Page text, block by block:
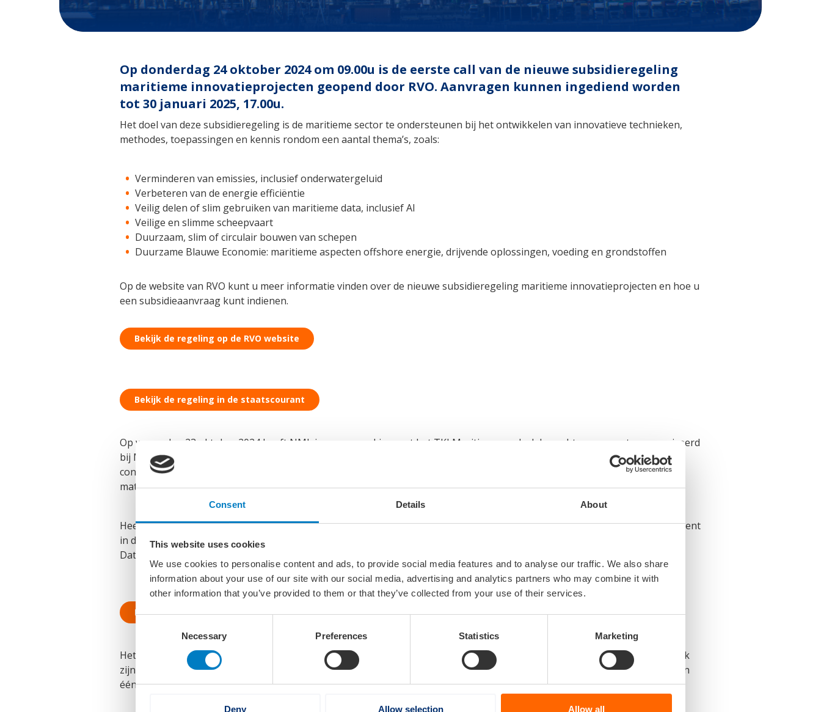
Consent Details About
This website uses cookies
We use cookies to personalise content and ads, to provide social media features and to analyse our traffic. We also share
information about your use of our site with our social media, advertising and analytics partners who may combine it with
other information that you’ve provided to them or that they’ve collected from your use of their services.
Consent
Necessary Preferences Statistics Marketing
Deny Allow selection Allow all
Op donderdag 24 oktober 2024 om 09.00u is de eerste call van de nieuwe subsidieregeling
maritieme innovatieprojecten geopend door RVO. Aanvragen kunnen ingediend worden
tot 30 januari 2025, 17.00u.
Het doel van deze subsidieregeling is de maritieme sector te ondersteunen bij het ontwikkelen van innovatieve technieken,
methodes, toepassingen en kennis rondom een aantal thema’s, zoals:
Verminderen van emissies, inclusief onderwatergeluid
Verbeteren van de energie efficiëntie
Veilig delen of slim gebruiken van maritieme data, inclusief AI
Veilige en slimme scheepvaart
Duurzaam, slim of circulair bouwen van schepen
Duurzame Blauwe Economie: maritieme aspecten offshore energie, drijvende oplossingen, voeding en grondstoffen
Op de website van RVO kunt u meer informatie vinden over de nieuwe subsidieregeling maritieme innovatieprojecten en hoe u
een subsidieaanvraag kunt indienen.
Bekijk de regeling op de RVO website
Bekijk de regeling in de staatscourant
Op woensdag 23 oktober 2024 heeft NML in samenwerking met het TKI Maritiem een druk bezocht evenement georganiseerd
bij MartiniPlaza in Groningen waarbij de deelnemers werden bijgepraat over deze nieuwe subsidieregeling . Ook werden
consortia ondersteund bij het voorbereiden van hun projectaanvragen door hen concrete handvaten te bieden en
matchmaking te faciliteren.
Heeft u deze bijeenkomst gemist? NML en het TKI Maritiem organiseren op vrijdag 15 november een vergelijkbaar evenement
in de Duurzaamheidsfabriek in Dordrecht. Wilt u meer informatie over deze bijeenkomst en wilt u zich hiervoor aanmelden?
Dat kan door op onderstaande button te klikken.
Meer informatie en inschrijven
Het evenement is bedoeld voor ondernemingen en kennisinstellingen die al in de maritieme sector actief zijn of juist op zoek
zijn naar een nieuwe samenwerking en interesse hebben aan het opzetten van een nieuw innovatieproject dat bijdraagt aan
één of meer van de bovengenoemde thema’s.